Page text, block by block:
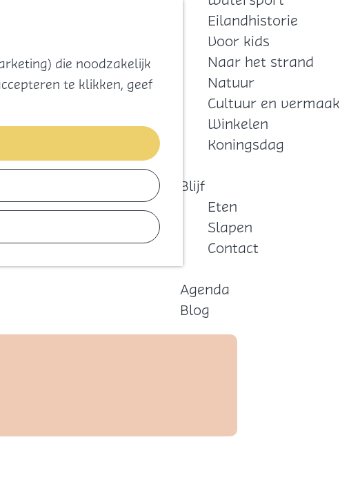
die noodzakelijk
te klikken, geef
Eilandhistorie
Voor kids
Naar het strand
Natuur
Cultuur en vermaak
Winkelen
Koningsdag
Blijf
Eten
Slapen
Contact
Agenda
Blog